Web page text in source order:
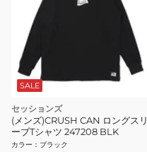
SALE
セッションズ
(メンズ)CRUSH CAN ロングスリ
ーブTシャツ 247208 BLK
カラー ： ブラック